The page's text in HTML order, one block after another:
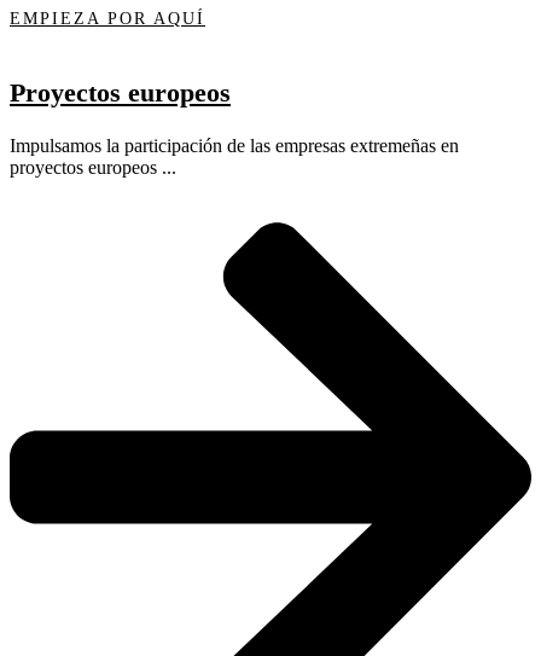
EMPIEZA POR AQUÍ
Proyectos europeos
Impulsamos la participación de las empresas extremeñas en
proyectos europeos ...